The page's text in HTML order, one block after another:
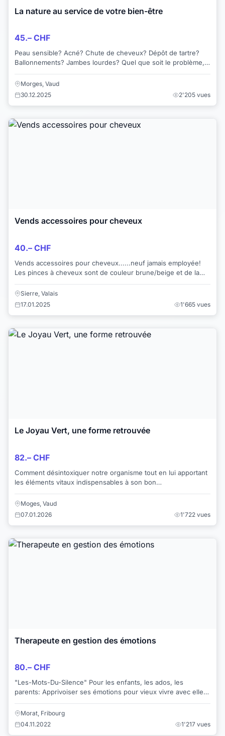
La nature au service de votre bien-être
45.– CHF
Peau sensible? Acné? Chute de cheveux? Dépôt de tartre?
Ballonnements? Jambes lourdes? Quel que soit le problème,
la nature peut vous aider. Découv...
Morges, Vaud
30.12.2025
2'205 vues
Vends accessoires pour cheveux
40.– CHF
Vends accessoires pour cheveux......neuf jamais employée!
Les pinces à cheveux sont de couleur brune/beige et de la
Sierre, Valais
17.01.2025
1'665 vues
Le Joyau Vert, une forme retrouvée
82.– CHF
Comment désintoxiquer notre organisme tout en lui apportant
les éléments vitaux indispensables à son bon
Moges, Vaud
07.01.2026
1'722 vues
Therapeute en gestion des émotions
80.– CHF
"Les-Mots-Du-Silence" Pour les enfants, les ados, les
parents: Apprivoiser ses émotions pour vieux vivre avec elles,
ne plus en être victime. Grâc...
Morat, Fribourg
04.11.2022
1'217 vues